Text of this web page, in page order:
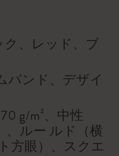
、レッド、ブ
バンド、デザイ
g/m²、中性
、ルー ルド（横
方眼）、スクエ